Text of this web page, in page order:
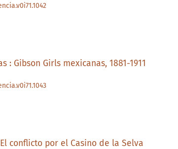
: Gibson Girls mexicanas, 1881-1911
El conflicto por el Casino de la Selva